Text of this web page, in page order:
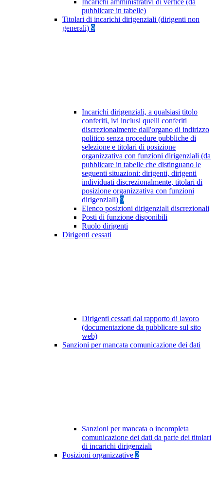
Incarichi amministrativi di vertice (da
pubblicare in tabelle)
Titolari di incarichi dirigenziali (dirigenti non
generali) 9
Incarichi dirigenziali, a qualsiasi titolo
conferiti, ivi inclusi quelli conferiti
discrezionalmente dall'organo di indirizzo
politico senza procedure pubbliche di
selezione e titolari di posizione
organizzativa con funzioni dirigenziali (da
pubblicare in tabelle che distinguano le
seguenti situazioni: dirigenti, dirigenti
individuati discrezionalmente, titolari di
posizione organizzativa con funzioni
dirigenziali) 9
Elenco posizioni dirigenziali discrezionali
Posti di funzione disponibili
Ruolo dirigenti
Dirigenti cessati
Dirigenti cessati dal rapporto di lavoro
(documentazione da pubblicare sul sito
web)
Sanzioni per mancata comunicazione dei dati
Sanzioni per mancata o incompleta
comunicazione dei dati da parte dei titolari
di incarichi dirigenziali
Posizioni organizzative 2